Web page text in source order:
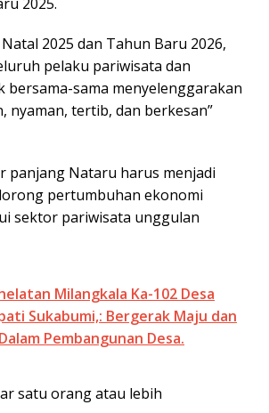
2025 dan Tahun Baru 2026,
pelaku pariwisata dan
bersama-sama menyelenggarakan
nyaman, tertib, dan berkesan”
panjang Nataru harus menjadi
pertumbuhan ekonomi
sektor pariwisata unggulan
Milangkala Ka-102 Desa
Sukabumi,: Bergerak Maju dan
Pembangunan Desa.